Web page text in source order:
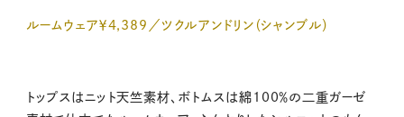
ルームウェア￥4,389／ツクルアンドリン（シャンブル）
トップスはニット天竺素材、ボトムスは綿100％の二重ガーゼ